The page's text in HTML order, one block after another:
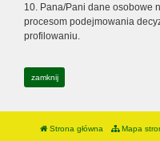
10. Pana/Pani dane osobowe
procesom podejmowania
profilowaniu.
zamknij
Strona główna Mapa